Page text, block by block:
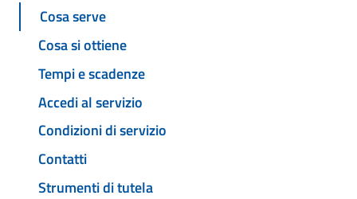
Cosa serve
Cosa si ottiene
Tempi e scadenze
Accedi al servizio
Condizioni di servizio
Contatti
Strumenti di tutela